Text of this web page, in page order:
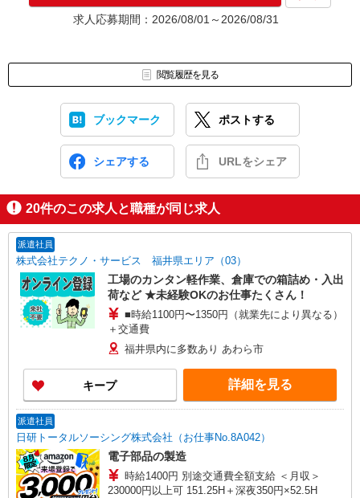
★入社前に配属先が決定する場合もございます。
いずれの場合も、入社された時点で給与が発生します。（当社規
株式会社テクノ・サービス 福井営業所
〒910-0001 福井県福井市大願寺2-9-1 福井開発ビル7階
求人応募期間：2026/08/01～2026/08/31
閲覧履歴を見る
ブックマーク ポストする
シェアする URLをシェア
20件のこの求人と職種が同じ求人
派遣社員
株式会社テクノ・サービス 福井県エリア（03）
工場のカンタン軽作業、倉庫での箱詰め・入出
荷など ★未経験OKのお仕事たくさん！
■時給1100円〜1350円（就業先により異なる）
＋交通費
福井県内に多数あり あわら市
キープ 詳細を見る
派遣社員
日研トータルソーシング株式会社（お仕事No.8A042）
電子部品の製造
時給1400円 別途交通費全額支給 ＜月収＞
230000円以上可 151.25H＋深夜350円×52.5H